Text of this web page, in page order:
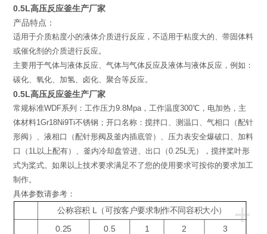
0.5L高压反应釜生产厂家
产品特点：
适用于介质粘度小的液体介质进行反应，不适用于粘度大的、带固体料
或催化剂的介质进行反应。
主要用于气体与液体反应、气体与气体反应及液体与液体反应，例如：
碳化、氧化、加氢、卤化、聚合等反应。
0.5L高压反应釜生产厂家
常规标准WDF系列：工作压力9.8Mpa，工作温度300℃，电加热，主
体材料1Gr18Ni9Ti不锈钢；开口名称：搅拌口、测温口、气相口（配针
形阀）、液相口（配针形阀及釜内插底管）、压力表安全爆破口、加料
口（1L以上配有）、釜内冷却盘管进、出口（0.25L无），搅拌桨叶形
式为桨式。如果以上技术要求满足不了您的使用要求可按你的要求加工
制作。
具体参数请参考：
+
公称容积 L（可按客户要求制作不同容积大小）
0.25
0.5 1 2 3